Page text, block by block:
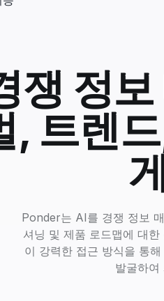
쟁 정
, 트렌
Ponder는 AI를 경쟁 정보
셔닝 및 제품 로드맵에 대
이 강력한 접근 방식을 통
발굴하여